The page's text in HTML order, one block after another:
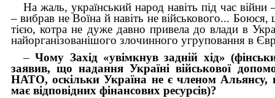
На жаль, український народ навіть під час
– вибрав не Воїна й навіть не військового...
тією, котра не дуже давно привела до влади в
найорганізованішого злочинного угруповання в
– Чому Захід «увімкнув задній хід»
заявив, що надання Україні військової
НАТО, оскільки Україна не є членом Альянсу,
має відповідних фінансових ресурсів)?